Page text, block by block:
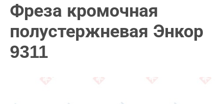
Фреза кромочная
полустержневая Энкор
9311